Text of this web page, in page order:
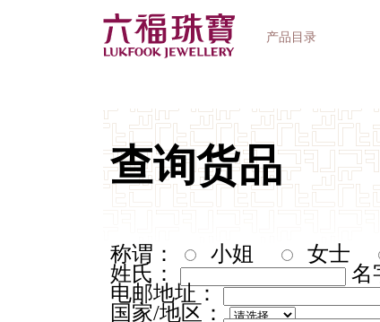
产品目录
钟表品牌 精选礼品